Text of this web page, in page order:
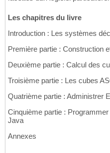
Les chapitres du livre
Introduction : Les systèmes
Première partie : Construction
Deuxième partie : Calcul des
Troisième partie : Les cubes
Quatrième partie : Administrer
Cinquième partie :
Java
Annexes